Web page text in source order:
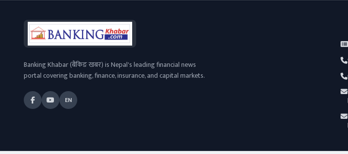
Banking Khabar (बैंकिङ खबर) is Nepal's leading financial news
portal covering banking, finance, insurance, and capital markets.
EN